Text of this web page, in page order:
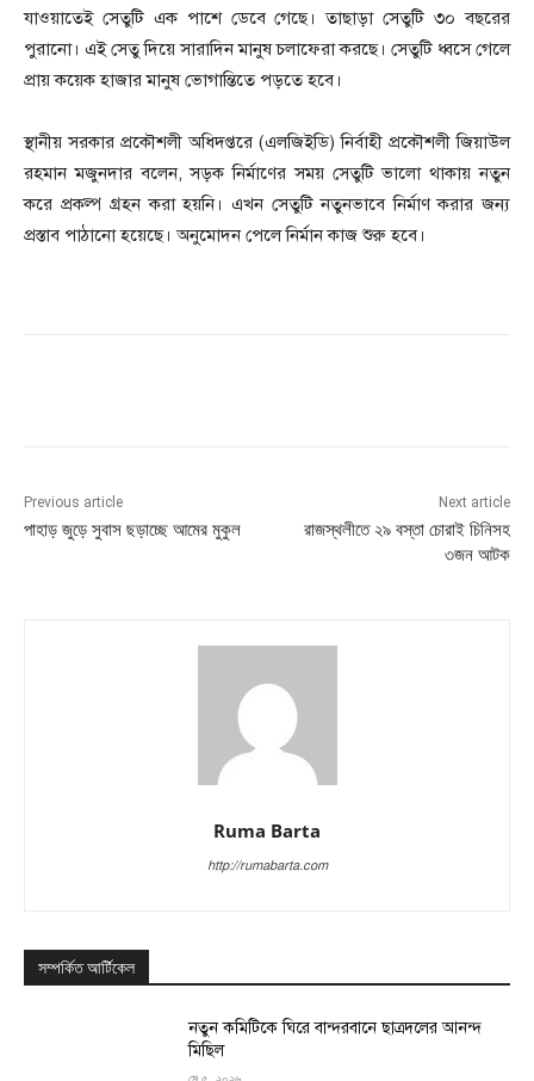
যাওয়াতেই সেতুটি এক পাশে ডেবে গেছে। তাছাড়া সেতুটি ৩০ বছরের
পুরানো। এই সেতু দিয়ে সারাদিন মানুষ চলাফেরা করছে। সেতুটি ধ্বসে গেলে
প্রায় কয়েক হাজার মানুষ ভোগান্তিতে পড়তে হবে।
স্থানীয় সরকার প্রকৌশলী অধিদপ্তরে (এলজিইডি) নির্বাহী প্রকৌশলী জিয়াউল
রহমান মজুনদার বলেন, সড়ক নির্মাণের সময় সেতুটি ভালো থাকায় নতুন
করে প্রকল্প গ্রহন করা হয়নি। এখন সেতুটি নতুনভাবে নির্মাণ করার জন্য
প্রস্তাব পাঠানো হয়েছে। অনুমোদন পেলে নির্মান কাজ শুরু হবে।
Previous article
পাহাড় জুড়ে সুবাস ছড়াচ্ছে আমের মুকুল
Next article
রাজস্থলীতে ২৯ বস্তা চোরাই চিনিসহ
৩জন আটক
Ruma Barta
http://rumabarta.com
সম্পর্কিত আর্টিকেল
নতুন কমিটিকে ঘিরে বান্দরবানে ছাত্রদলের আনন্দ
মিছিল